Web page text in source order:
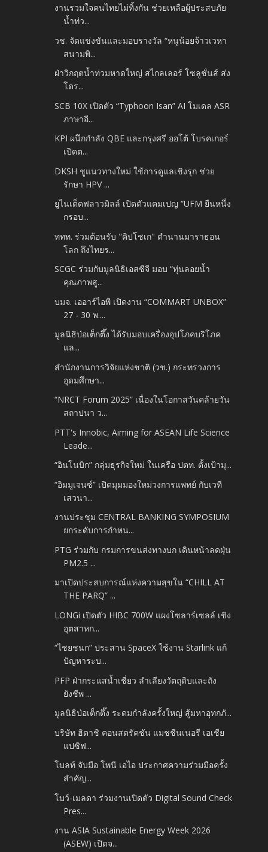
งานรวมใจคนไทยไม่ทิ้งกัน ช่วยเหลือผู้ประสบภัย
น้ำท่ว...
วช. จัดแข่งขันและมอบรางวัล “หนูน้อยจ้าวเวหา
สนามพิ...
ฝ่าวิกฤตน้ำท่วมหาดใหญ่ สไกลเลอร์ โซลูชั่นส์ ส่ง
โดร...
SCB 10X เปิดตัว “Typhoon Isan” AI โมเดล ASR
ภาษาอี...
KPI ผนึกกำลัง QBE และกรุงศรี ออโต้ โบรคเกอร์
เปิดต...
DKSH ชูแนวทางใหม่ ใช้การดูแลเชิงรุก ช่วย
รักษา HPV ...
ยูไนเต็ดฟลาวมิลล์ เปิดตัวแคมเปญ “UFM ยืนหนึ่ง
กรอบ...
ททท. ร่วมต้อนรับ "คิปโชเก" ตำนานมาราธอน
โลก ถึงไทยร...
SCGC ร่วมกับมูลนิธิเอสซีจี มอบ “ทุ่นลอยน้ำ
คุณภาพสู...
บมจ. เออาร์ไอพี เปิดงาน “COMMART UNBOX”
27 - 30 พ....
มูลนิธิป่อเต็กตึ๊ง ได้รับมอบเครื่องอุปโภคบริโภค
แล...
สำนักงานการวิจัยแห่งชาติ (วช.) กระทรวงการ
อุดมศึกษา...
“NRCT Forum 2025” เนื่องในโอกาสวันคล้ายวัน
สถาปนา ว...
PTT's Innobic, Aiming for ASEAN Life Science
Leade...
“อินโนบิก” กลุ่มธุรกิจใหม่ ในเครือ ปตท. ตั้งเป้ามุ...
“อิมมูเจนซ์” เปิดมุมมองใหม่วงการแพทย์ กับเวที
เสวนา...
งานประชุม CENTRAL BANKING SYMPOSIUM
ยกระดับการกำหน...
PTG ร่วมกับ กรมการขนส่งทางบก เดินหน้าลดฝุ่น
PM2.5 ...
มาเปิดประสบการณ์แห่งความสุขใน “CHILL AT
THE PARQ” ...
LONGi เปิดตัว HIBC 700W แผงโซลาร์เซลล์ เชิง
อุตสาหก...
“ไชยชนก” ประสาน SpaceX ใช้งาน Starlink แก้
ปัญหาระบ...
PFP ฝ่ากระแสน้ำเชี่ยว ลำเลียงวัตถุดิบและถัง
ยังชีพ ...
มูลนิธิป่อเต็กตึ๊ง ระดมกำลังครั้งใหญ่ สู้มหาอุทกภั...
บริษัท ฮิตาชิ คอนสตรัคชัน แมชชีนเนอรี เอเชีย
แปซิฟ...
โบลท์ จับมือ โพนี เอไอ ประกาศความร่วมมือครั้ง
สำคัญ...
โบว์-เมลดา ร่วมงานเปิดตัว Digital Sound Check
Pres...
งาน ASIA Sustainable Energy Week 2026
(ASEW) เปิดจ...